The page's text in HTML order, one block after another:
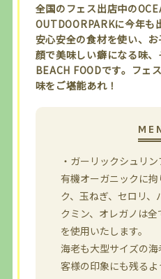
全国のフェス出店中の
OUTDOORPARKに今年も
安心安全の食材を使い、
顔で美味しい癖になる味
BEACH FOODです。フェ
味をご堪能あれ！
・ガーリックシュリン
有機オーガニックに
ク、玉ねぎ、セロリ、
クミン、オレガノは
を使用いたします。
海老も大型サイズの
客様の印象にも残るよ